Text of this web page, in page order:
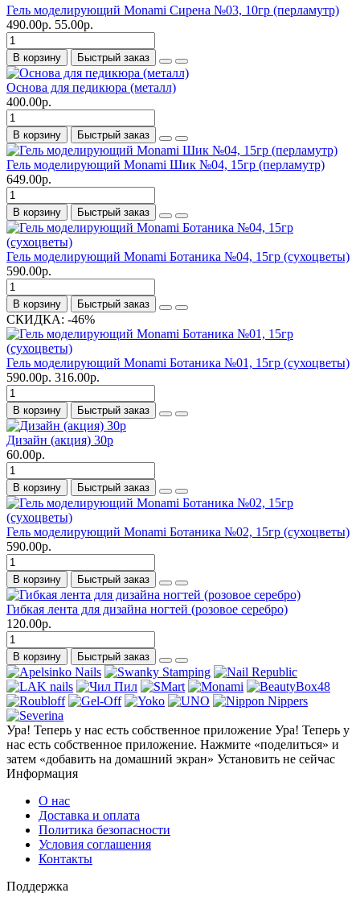
Гель моделирующий Monami Сирена №03, 10гр (перламутр)
490.00р. 55.00р.
В корзину Быстрый заказ
Основа для педикюра (металл)
400.00р.
В корзину Быстрый заказ
Гель моделирующий Monami Шик №04, 15гр (перламутр)
649.00р.
В корзину Быстрый заказ
Гель моделирующий Monami Ботаника №04, 15гр (сухоцветы)
590.00р.
В корзину Быстрый заказ
СКИДКА: -46%
Гель моделирующий Monami Ботаника №01, 15гр (сухоцветы)
590.00р. 316.00р.
В корзину Быстрый заказ
Дизайн (акция) 30р
60.00р.
В корзину Быстрый заказ
Гель моделирующий Monami Ботаника №02, 15гр (сухоцветы)
590.00р.
В корзину Быстрый заказ
Гибкая лента для дизайна ногтей (розовое серебро)
120.00р.
В корзину Быстрый заказ
Ура! Теперь у нас есть собственное приложение Ура! Теперь у
нас есть собственное приложение. Нажмите «поделиться» и
затем «добавить на домашний экран» Установить не сейчас
Информация
О нас
Доставка и оплата
Политика безопасности
Условия соглашения
Контакты
Поддержка